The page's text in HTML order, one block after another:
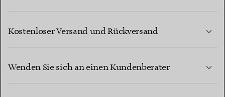
Kostenloser Versand und Rückversand
Wenden Sie sich an einen Kundenberater